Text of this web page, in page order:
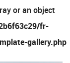
or an object
fr-
gallery.php